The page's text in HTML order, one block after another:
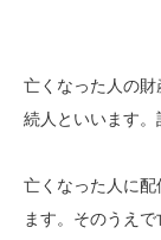
亡くなった人の
続人といいます。
亡くなった人に
ます。そのうえ